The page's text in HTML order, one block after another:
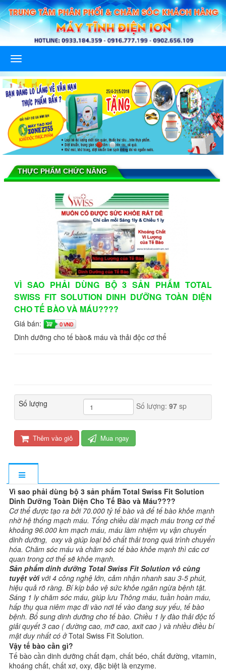
THỰC PHẨM CHỨC NĂNG
VÌ SAO PHẢI DÙNG BỘ 3 SẢN PHẨM TOTAL
SWISS FIT SOLUTION DINH DƯỠNG TOÀN DIỆN
CHO TẾ BÀO VÀ MÁU????
Giá bán: 0 VND
Dinh dưỡng cho tế bào& máu và thải độc cơ thể
Số lượng Số lượng: 97 sp
Thêm vào giỏ Mua ngay
Vì sao phải dùng bộ 3 sản phẩm Total Swiss Fit Solution
Dinh Dưỡng Toàn Diện Cho Tế Bào và Máu????
Cơ thể được tạo ra bởi 70.000 tỷ tế bào và để tế bào khỏe mạnh
nhờ hệ thống mạch máu. Tổng chiều dài mạch máu trong cơ thể
khoảng 96.000 km mạch máu, máu làm nhiệm vụ vận chuyển
dinh dưỡng, oxy và giúp loại bỏ chất thải trong quá trình chuyển
hóa. Chăm sóc máu và chăm sóc tế bào khỏe mạnh thì các cơ
quan trong cơ thể sẽ khỏe mạnh.
Sản phẩm dinh dưỡng Total Swiss Fit Solution vô cùng
tuyệt vờivới 4 công nghệ lớn, cảm nhận nhanh sau 3-5 phút,
hiệu quả rõ ràng. Bí kíp bảo vệ sức khỏe ngăn ngừa bệnh tật.
Sáng 1 ly chăm sóc máu, giúp lưu Thông máu, tuần hoàn máu,
hấp thụ qua niêm mạc đi vào nơi tế vào đang suy yếu, tế bào
bệnh. Bổ sung dinh dưỡng cho tế bào. Chiều 1 ly đào thải độc tố
giải quyết 3 cao ( đường cao, mỡ cao, axit cao ) và nhiều điều bí
mật duy nhất có ởTotal Swiss Fit Solution.
Vậy tế bào cần gì?
Tế bào cần dinh dưỡng chất đạm, chất béo, chất đường, vitamin,
khoáng chất, chất xơ, oxy, đặc biệt là enzyme.